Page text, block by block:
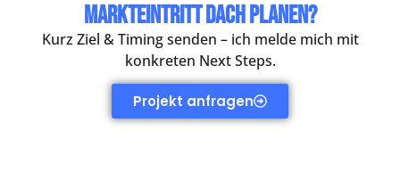
Markteintritt DACH planen?
Kurz Ziel & Timing senden – ich melde mich mit
konkreten Next Steps.
Projekt anfragen